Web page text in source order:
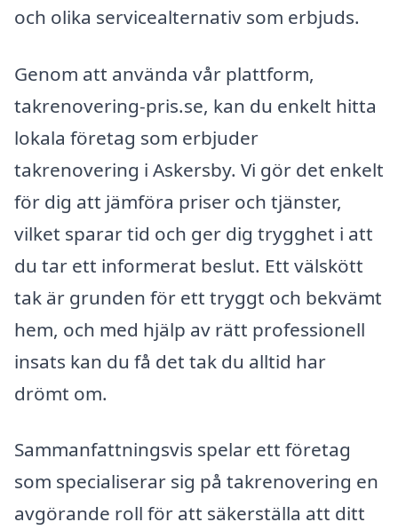
och olika servicealternativ som erbjuds.
Genom att använda vår plattform,
takrenovering-pris.se, kan du enkelt hitta
lokala företag som erbjuder
takrenovering i Askersby. Vi gör det enkelt
för dig att jämföra priser och tjänster,
vilket sparar tid och ger dig trygghet i att
du tar ett informerat beslut. Ett välskött
tak är grunden för ett tryggt och bekvämt
hem, och med hjälp av rätt professionell
insats kan du få det tak du alltid har
drömt om.
Sammanfattningsvis spelar ett företag
som specialiserar sig på takrenovering en
avgörande roll för att säkerställa att ditt